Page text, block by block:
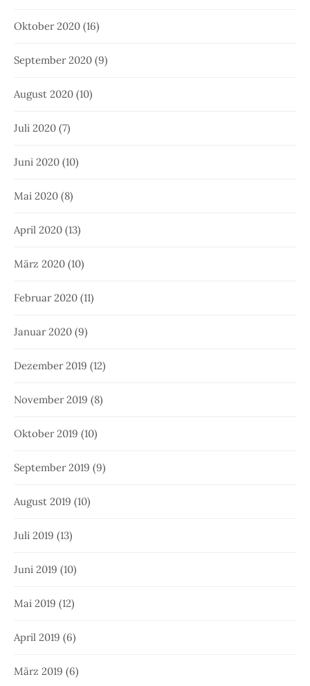
Oktober 2020 (16)
September 2020 (9)
August 2020 (10)
Juli 2020 (7)
Juni 2020 (10)
Mai 2020 (8)
April 2020 (13)
März 2020 (10)
Februar 2020 (11)
Januar 2020 (9)
Dezember 2019 (12)
November 2019 (8)
Oktober 2019 (10)
September 2019 (9)
August 2019 (10)
Juli 2019 (13)
Juni 2019 (10)
Mai 2019 (12)
April 2019 (6)
März 2019 (6)